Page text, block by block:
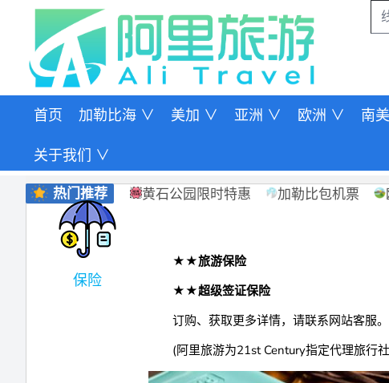
首页 加勒比海 ∨ 美加 ∨ 亚洲 ∨ 欧洲 ∨ 南
关于我们 ∨
热门推荐 黄石公园限时特惠 加勒比包机票
保险
★★旅游保险
★★超级签证保险
订购、获取更多详情，请联系网站客服
(阿里旅游为21st Century指定代理旅行